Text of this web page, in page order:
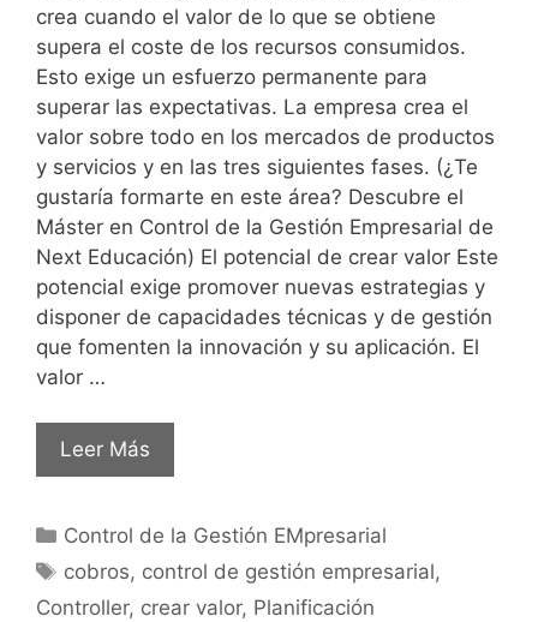
crea cuando el valor de lo que se obtiene
supera el coste de los recursos consumidos.
Esto exige un esfuerzo permanente para
superar las expectativas. La empresa crea el
valor sobre todo en los mercados de productos
y servicios y en las tres siguientes fases. (¿Te
gustaría formarte en este área? Descubre el
Máster en Control de la Gestión Empresarial de
Next Educación) El potencial de crear valor Este
potencial exige promover nuevas estrategias y
disponer de capacidades técnicas y de gestión
que fomenten la innovación y su aplicación. El
valor …
Leer Más
Control de la Gestión EMpresarial
cobros, control de gestión empresarial,
Controller, crear valor, Planificación